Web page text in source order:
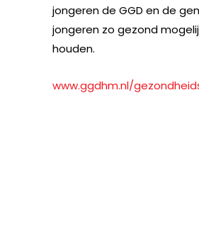
jongeren de GGD en de
jongeren zo gezond
houden.
www.ggdhm.nl/